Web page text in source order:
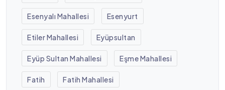
Esenyalı Mahallesi Esenyurt
Etiler Mahallesi Eyüpsultan
Eyüp Sultan Mahallesi Eşme Mahallesi
Fatih Fatih Mahallesi